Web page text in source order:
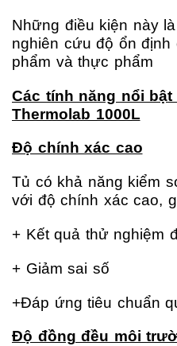
Những điều kiện này
nghiên cứu độ ổn
phẩm và thực phẩm
Các tính năng nổi
Thermolab 1000L
Độ chính xác cao
Tủ có khả năng kiểm
với độ chính xác cao,
+ Kết quả thử nghiệm
+ Giảm sai số
+Đáp ứng tiêu chuẩn
Độ đồng đều môi